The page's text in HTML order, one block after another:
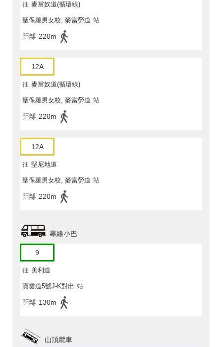
往 麥當奴道(循環線)
聖保羅男女校, 麥當勞道 站
距離 220m
12A
往 麥當奴道(循環線)
聖保羅男女校, 麥當勞道 站
距離 220m
12A
往 堅尼地道
聖保羅男女校, 麥當勞道 站
距離 220m
專線小巴
9
往 美利道
寶雲道5號J-K對出 站
距離 130m
山頂纜車